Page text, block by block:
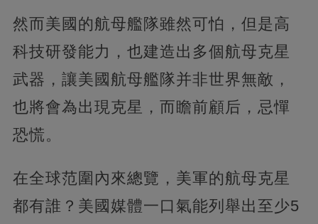
然而美國的航母艦隊雖然可怕，但是高
科技研發能力，也建造出多個航母克星
武器，讓美國航母艦隊并非世界無敵，
也將會為出現克星，而瞻前顧后，忌憚
恐慌。
在全球范圍內來總覽，美軍的航母克星
都有誰？美國媒體一口氣能列舉出至少5